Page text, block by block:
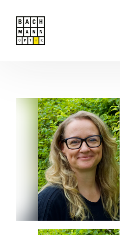
Angebot
Serviceleistungen
Geschenkgutscheine